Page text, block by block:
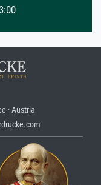
· Austria